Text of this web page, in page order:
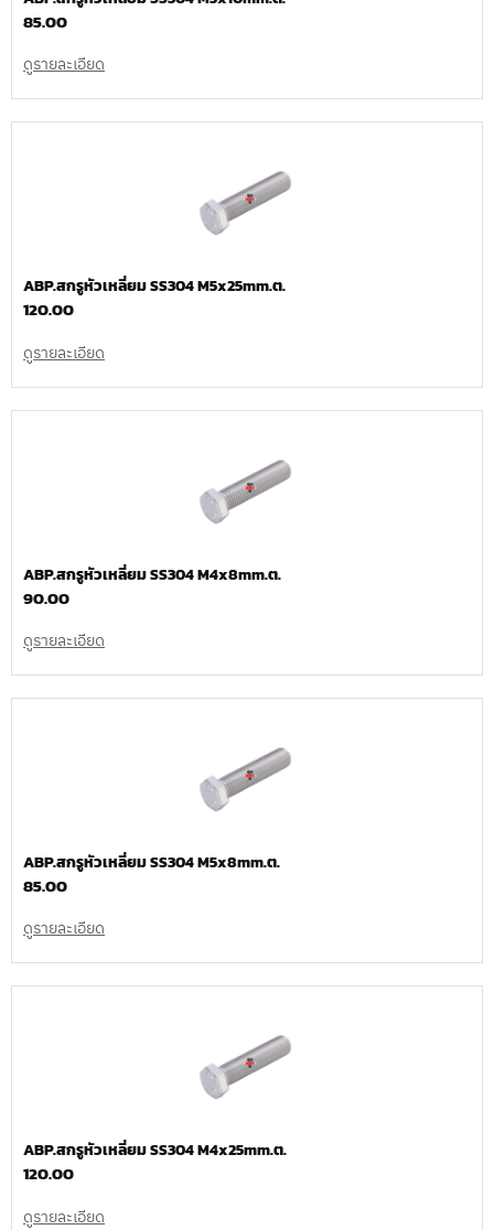
85.00
ดูรายละเอียด
ABP.สกรูหัวเหลี่ยม SS304 M5x25mm.ต.
120.00
ดูรายละเอียด
ABP.สกรูหัวเหลี่ยม SS304 M4x8mm.ต.
90.00
ดูรายละเอียด
ABP.สกรูหัวเหลี่ยม SS304 M5x8mm.ต.
85.00
ดูรายละเอียด
ABP.สกรูหัวเหลี่ยม SS304 M4x25mm.ต.
120.00
ดูรายละเอียด